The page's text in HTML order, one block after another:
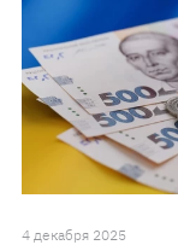
4 декабря 2025